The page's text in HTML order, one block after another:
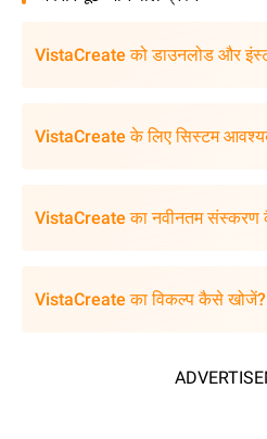
VistaCreate को डाउनलोड और
VistaCreate के लिए सिस्टम
VistaCreate का नवीनतम संस्करण
VistaCreate का विकल्प कैसे खोजें?